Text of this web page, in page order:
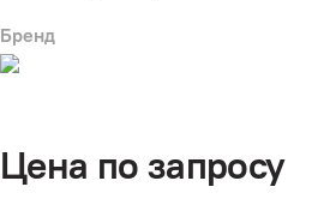
Бренд
Цена по запросу